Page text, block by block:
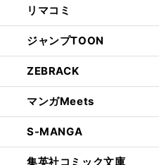
リマコミ
ジャンプTOON
ZEBRACK
マンガMeets
S-MANGA
集英社コミック文庫